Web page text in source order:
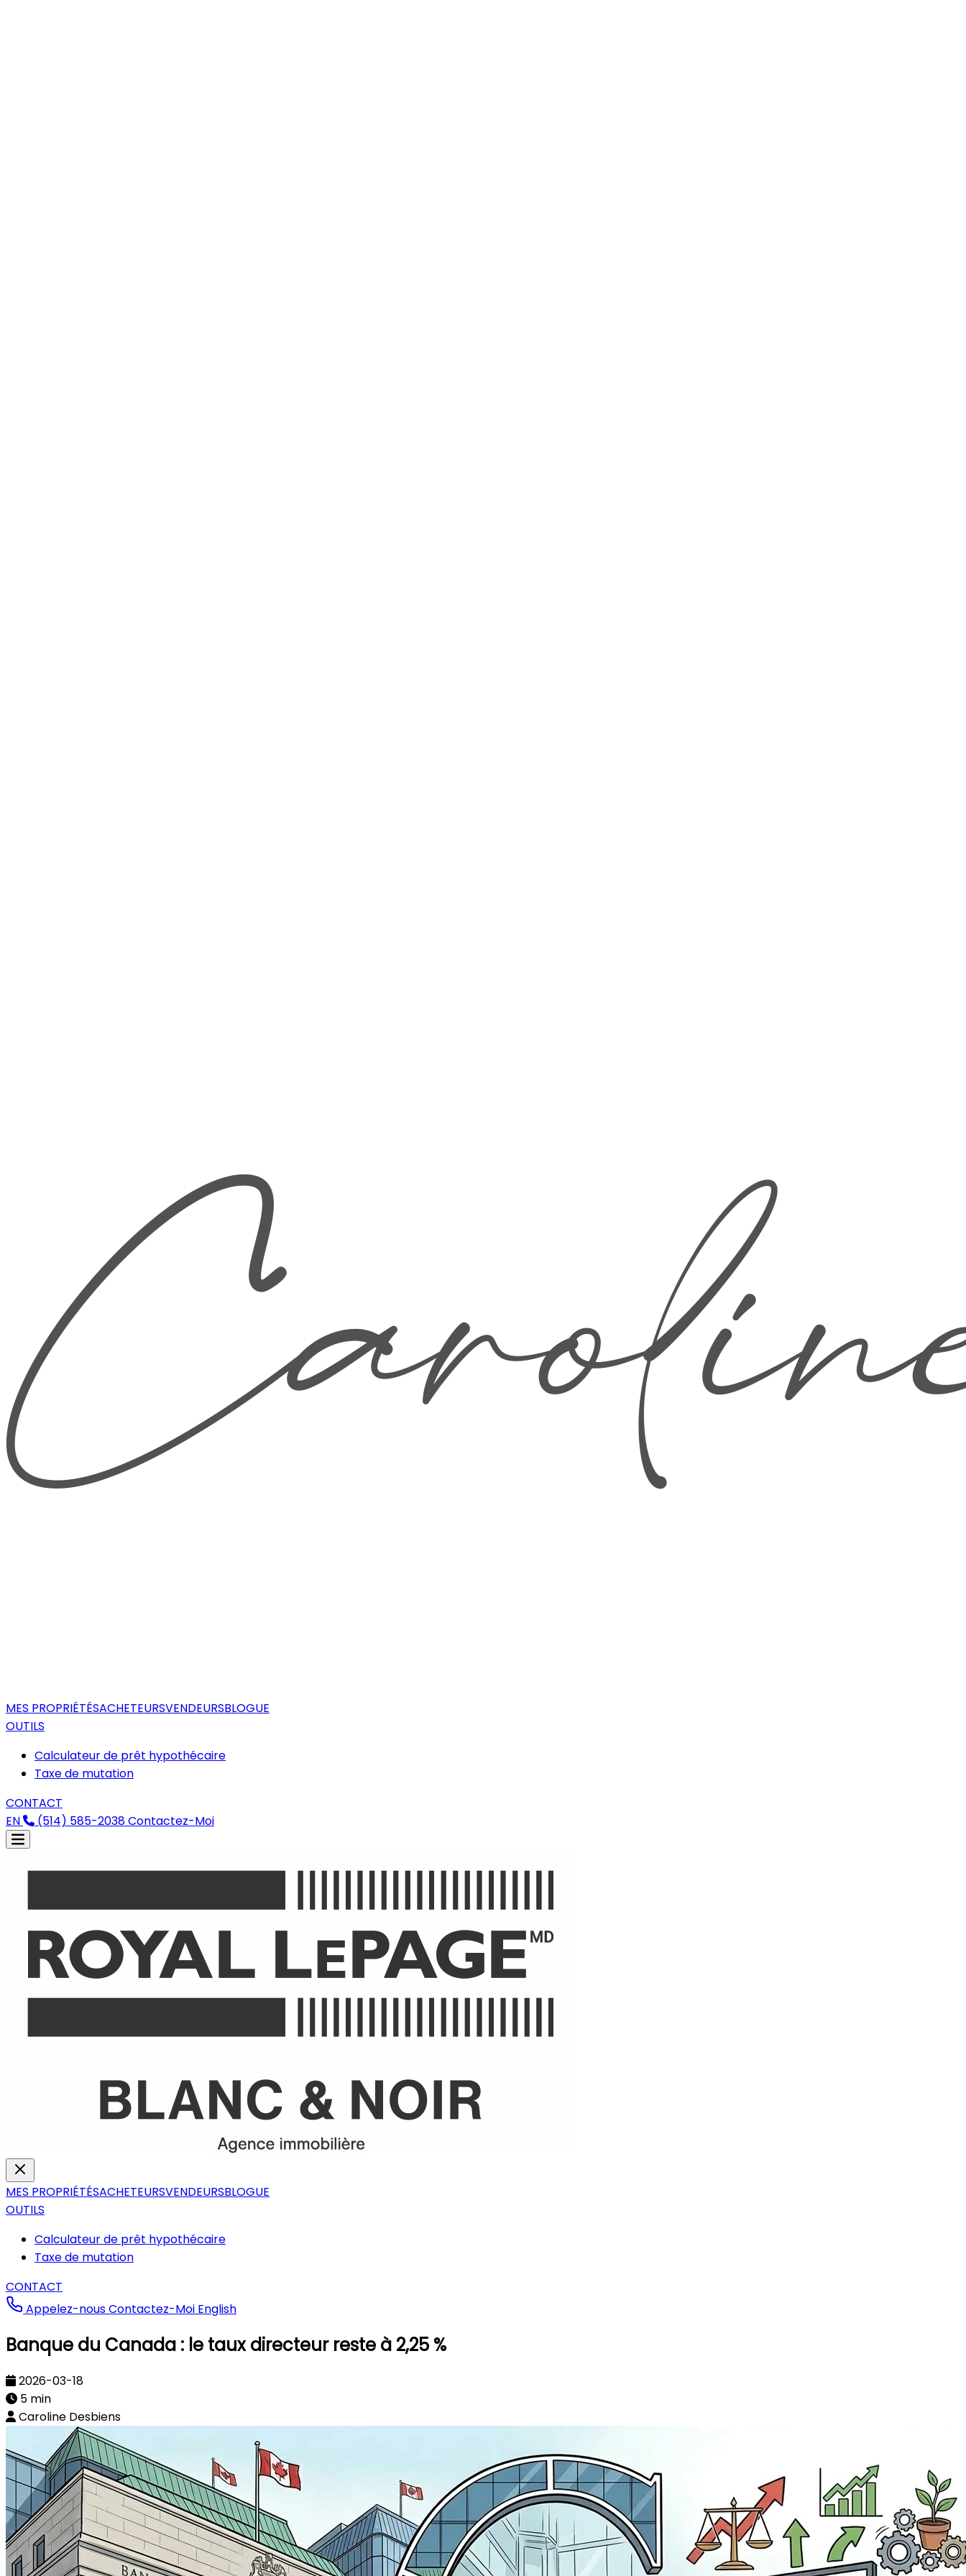
MES PROPRIÉTÉSACHETEURSVENDEURSBLOGUE
OUTILS
Calculateur de prêt hypothécaire
Taxe de mutation
CONTACT
EN
(514) 585-2038Contactez-Moi
MES PROPRIÉTÉSACHETEURSVENDEURSBLOGUE
OUTILS
Calculateur de prêt hypothécaire
Taxe de mutation
CONTACT
Appelez-nousContactez-Moi English
Banque du Canada : le taux directeur reste à 2,25 %
2026-03-18
5 min
Caroline Desbiens